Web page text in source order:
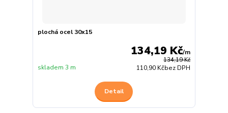
plochá ocel 30x15
134,19 Kč
134,19 Kč/m
110,90 Kčbez DPH
skladem 3 m
Detail